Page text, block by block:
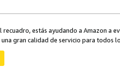
recuadro, estás ayudando a Amazon
gran calidad de servicio para todos